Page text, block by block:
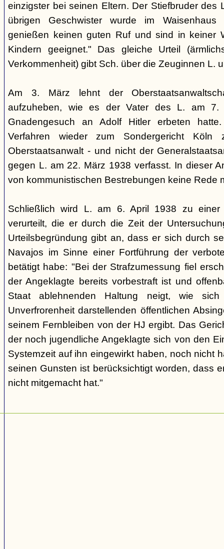
einzigster bei seinen Eltern. Der Stiefbruder des
übrigen Geschwister wurde im Waisenhaus
genießen keinen guten Ruf und sind in keiner
Kindern geeignet." Das gleiche Urteil
Verkommenheit) gibt Sch. über die Zeuginnen L.
Am 3. März lehnt der
aufzuheben, wie es der Vater des L. am 7.
Gnadengesuch an Adolf Hitler erbeten
Verfahren wieder zum Sondergericht Köln
Oberstaatsanwalt - und nicht der
gegen L. am 22. März 1938 verfasst. In dieser
von kommunistischen Bestrebungen keine Rede
Schließlich wird L. am 6. April 1938 zu einer
verurteilt, die er durch die Zeit der
Urteilsbegründung gibt an, dass er sich durch
Navajos im Sinne einer Fortführung der
betätigt habe: "Bei der Strafzumessung fiel
der Angeklagte bereits vorbestraft ist und
Staat ablehnenden Haltung neigt, wie
Unverfrorenheit darstellenden öffentlichen
seinem Fernbleiben von der HJ ergibt. Das
der noch jugendliche Angeklagte sich von den
Systemzeit auf ihn eingewirkt haben, noch nicht
seinen Gunsten ist berücksichtigt worden, dass
nicht mitgemacht hat."